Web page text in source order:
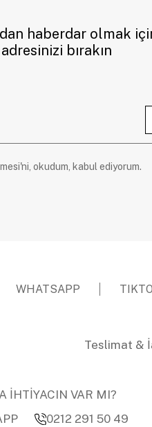
haberdar olmak
bırakın
okudum, kabul ediyorum.
WHATSAPP
Teslimat &
İHTİYACIN VAR MI?
0212 291 50 49